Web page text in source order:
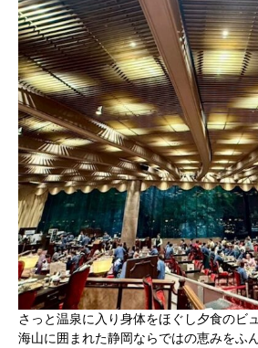
さっと温泉に入り身体をほぐし夕食のビ
海山に囲まれた静岡ならではの恵みをふ